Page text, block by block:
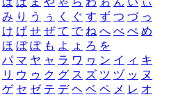
み り う ぅ く ぐ す ず つ づ っ
け げ せ ぜ て で ね へ べ ぺ め
ほ ぼ ぽ も よ ょ ろ を
パ マ ヤ ャ ラ ワ ヮ ン イ ィ キ
リ ウ ゥ ク グ ス ズ ツ ヅ ッ ヌ
ゲ セ ゼ テ デ ヘ ベ ペ メ レ オ